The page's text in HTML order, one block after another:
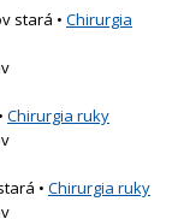
stará • Chirurgia
• Chirurgia ruky
• Chirurgia ruky